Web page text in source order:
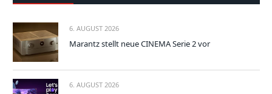
6. AUGUST 2026
Marantz stellt neue CINEMA Serie 2 vor
6. AUGUST 2026